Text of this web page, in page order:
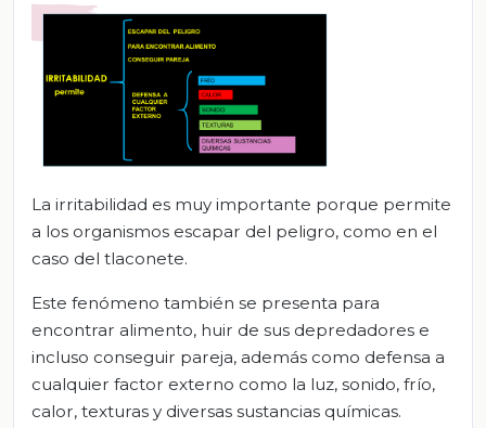
La irritabilidad es muy importante porque permite
a los organismos escapar del peligro, como en el
caso del tlaconete.
Este fenómeno también se presenta para
encontrar alimento, huir de sus depredadores e
incluso conseguir pareja, además como defensa a
cualquier factor externo como la luz, sonido, frío,
calor, texturas y diversas sustancias químicas.